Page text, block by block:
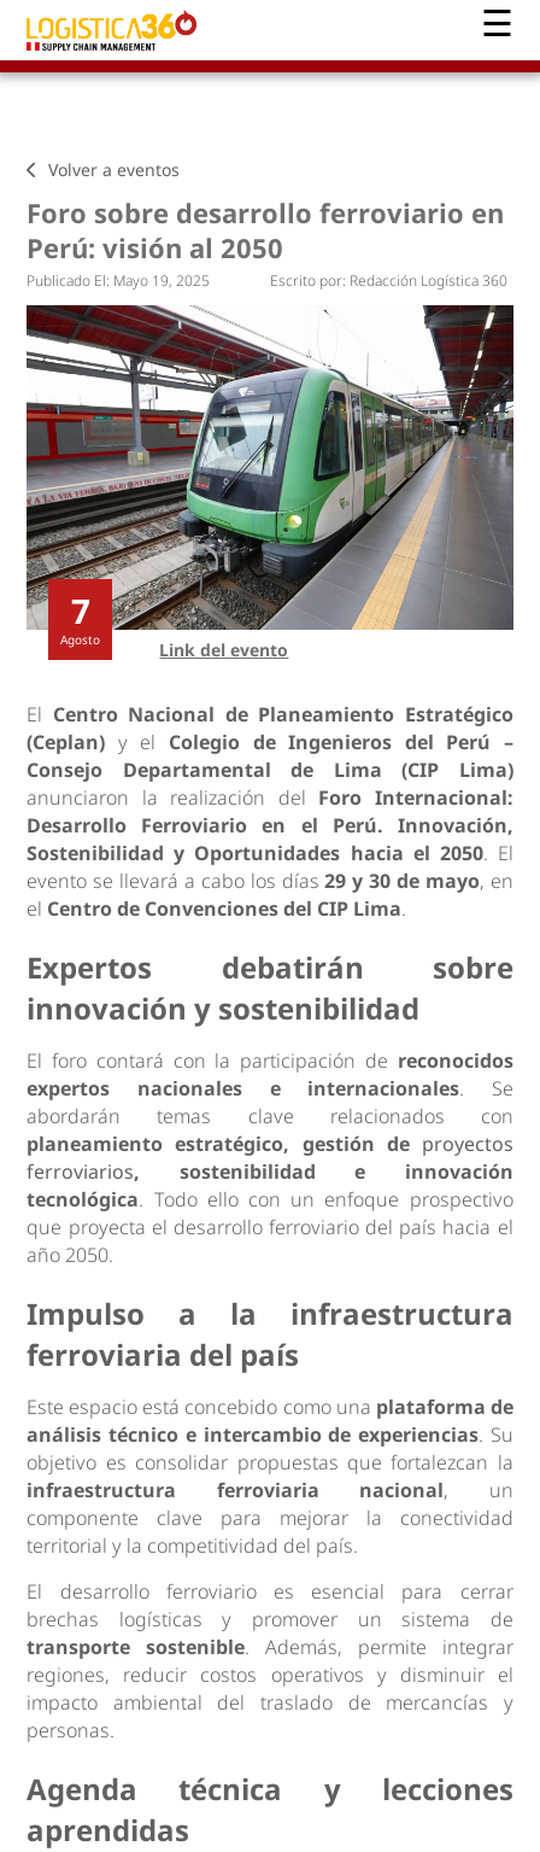
Volver a eventos
Foro sobre desarrollo ferroviario en
Perú: visión al 2050
Publicado El: Mayo 19, 2025 Escrito por: Redacción Logística 360
7
Agosto Link del evento
El Centro Nacional de Planeamiento Estratégico
(Ceplan) y el Colegio de Ingenieros del Perú –
Consejo Departamental de Lima (CIP Lima)
anunciaron la realización del Foro Internacional:
Desarrollo Ferroviario en el Perú. Innovación,
Sostenibilidad y Oportunidades hacia el 2050. El
evento se llevará a cabo los días29 y 30 de mayo, en
el Centro de Convenciones del CIP Lima.
Expertos debatirán sobre
innovación y sostenibilidad
El foro contará con la participación de reconocidos
expertos nacionales e internacionales. Se
abordarán temas clave relacionados con
planeamiento estratégico, gestión de proyectos
ferroviarios, sostenibilidad e innovación
tecnológica. Todo ello con un enfoque prospectivo
que proyecta el desarrollo ferroviario del país hacia el
año 2050.
Impulso a la infraestructura
ferroviaria del país
Este espacio está concebido como una plataforma de
análisis técnico e intercambio de experiencias. Su
objetivo es consolidar propuestas que fortalezcan la
infraestructura ferroviaria nacional, un
componente clave para mejorar la conectividad
territorial y la competitividad del país.
El desarrollo ferroviario es esencial para cerrar
brechas logísticas y promover un sistema de
transporte sostenible. Además, permite integrar
regiones, reducir costos operativos y disminuir el
impacto ambiental del traslado de mercancías y
personas.
Agenda técnica y lecciones
aprendidas